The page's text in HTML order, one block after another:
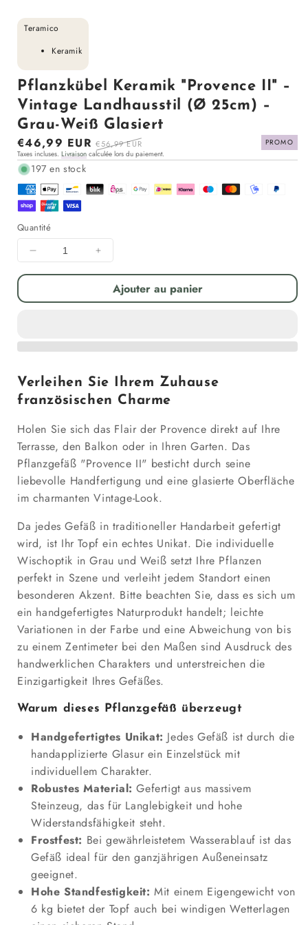
Teramico
Keramik
Pflanzkübel Keramik "Provence II" –
Vintage Landhausstil (Ø 25cm) –
Grau-Weiß Glasiert
Prix
en
solde
€46,99 EUR Prix
régulier
€56,99 EUR
PROMO
Taxes incluses. Livraison calculée lors du paiement.
197 en stock
Quantité
Diminuer
la
pour
&quot;Provence
Vintage
Landhausstil
25cm)
–
Grau-
Weiß
Glasiert
Augmenter
la
quantité
pour
&quot;Provence
Vintage
Landhausstil
25cm)
–
Grau-
Weiß
Glasiert
Ajouter au panier
Verleihen Sie Ihrem Zuhause
französischen Charme
Holen Sie sich das Flair der Provence direkt auf Ihre
Terrasse, den Balkon oder in Ihren Garten. Das
Pflanzgefäß "Provence II" besticht durch seine
liebevolle Handfertigung und eine glasierte Oberfläche
im charmanten Vintage-Look.
Da jedes Gefäß in traditioneller Handarbeit gefertigt
wird, ist Ihr Topf ein echtes Unikat. Die individuelle
Wischoptik in Grau und Weiß setzt Ihre Pflanzen
perfekt in Szene und verleiht jedem Standort einen
besonderen Akzent. Bitte beachten Sie, dass es sich um
ein handgefertigtes Naturprodukt handelt; leichte
Variationen in der Farbe und eine Abweichung von bis
zu einem Zentimeter bei den Maßen sind Ausdruck des
handwerklichen Charakters und unterstreichen die
Einzigartigkeit Ihres Gefäßes.
Warum dieses Pflanzgefäß überzeugt
Handgefertigtes Unikat: Jedes Gefäß ist durch die
handapplizierte Glasur ein Einzelstück mit
individuellem Charakter.
Robustes Material: Gefertigt aus massivem
Steinzeug, das für Langlebigkeit und hohe
Widerstandsfähigkeit steht.
Frostfest: Bei gewährleistetem Wasserablauf ist das
Gefäß ideal für den ganzjährigen Außeneinsatz
geeignet.
Hohe Standfestigkeit: Mit einem Eigengewicht von
6 kg bietet der Topf auch bei windigen Wetterlagen